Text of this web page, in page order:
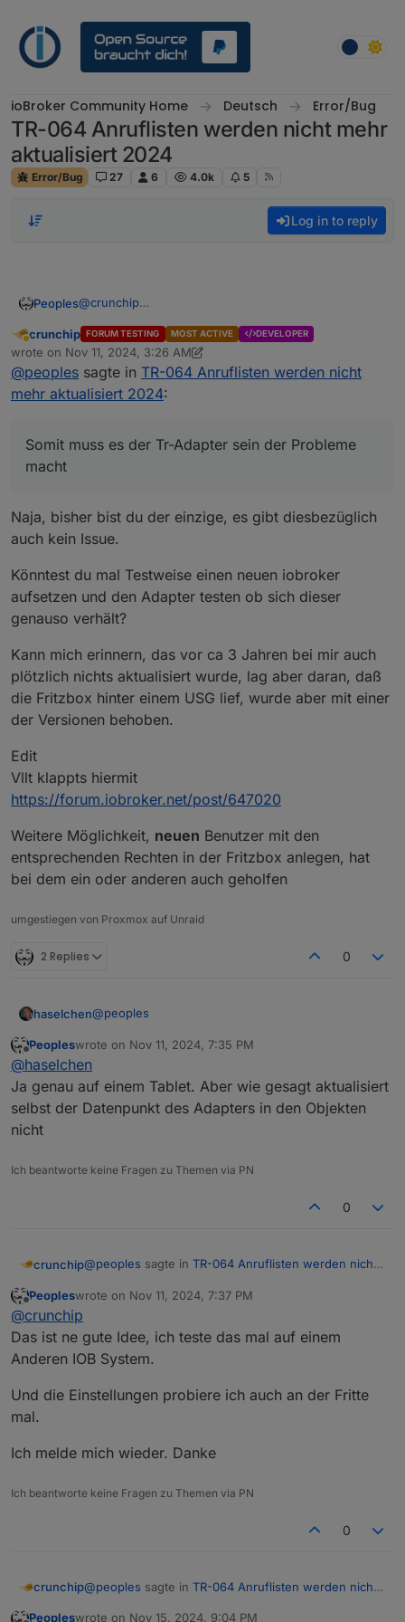
ioBroker Community Home Deutsch Error/Bug
TR-064 Anruflisten werden nicht mehr
aktualisiert 2024
Error/Bug 27 6 4.0k 5
Log in to reply
Peoples@crunchip
Änderung.
Seltsam finde ich, dass der fritzbox Adapter weiterhin
funktioniert.
Somit muss es der Tr-Adapter sein der Probleme
macht
Away
crunchip FORUM TESTING MOST ACTIVE DEVELOPER
wrote on Nov 11, 2024, 3:26 AM
last edited by crunchip Nov 11, 2024, 4:43 AM
@peoples sagte in TR-064 Anruflisten werden nicht
mehr aktualisiert 2024:
Somit muss es der Tr-Adapter sein der Probleme
macht
Naja, bisher bist du der einzige, es gibt diesbezüglich
auch kein Issue.
Könntest du mal Testweise einen neuen iobroker
aufsetzen und den Adapter testen ob sich dieser
genauso verhält?
Kann mich erinnern, das vor ca 3 Jahren bei mir auch
plötzlich nichts aktualisiert wurde, lag aber daran, daß
die Fritzbox hinter einem USG lief, wurde aber mit einer
der Versionen behoben.
Edit
Vllt klappts hiermit
https://forum.iobroker.net/post/647020
Weitere Möglichkeit, neuen Benutzer mit den
entsprechenden Rechten in der Fritzbox anlegen, hat
bei dem ein oder anderen auch geholfen
umgestiegen von Proxmox auf Unraid
2 Replies 0
haselchen@peoples
Ich bin dabei mir Dein Problem mal anzusehen.
VIS?
Offline
Peopleswrote on Nov 11, 2024, 7:35 PM
last edited by
@haselchen
Ja genau auf einem Tablet. Aber wie gesagt aktualisiert
selbst der Datenpunkt des Adapters in den Objekten
nicht
Ich beantworte keine Fragen zu Themen via PN
0
crunchip@peoples sagte in TR-064 Anruflisten werden nicht
Probleme macht
Naja, bisher bist du der einzige, es gibt diesbezüglich
auch kein Issue.
aufsetzen und den Adapter testen ob sich dieser
die Fritzbox hinter einem USG lief, wurde aber mit
Edit
entsprechenden Rechten in der Fritzbox anlegen, hat
Peopleswrote on Nov 11, 2024, 7:37 PM
last edited by
@crunchip
Das ist ne gute Idee, ich teste das mal auf einem
Anderen IOB System.
Und die Einstellungen probiere ich auch an der Fritte
mal.
Ich melde mich wieder. Danke
Ich beantworte keine Fragen zu Themen via PN
0
crunchip@peoples sagte in TR-064 Anruflisten werden nicht
Peopleswrote on Nov 15, 2024, 9:04 PM